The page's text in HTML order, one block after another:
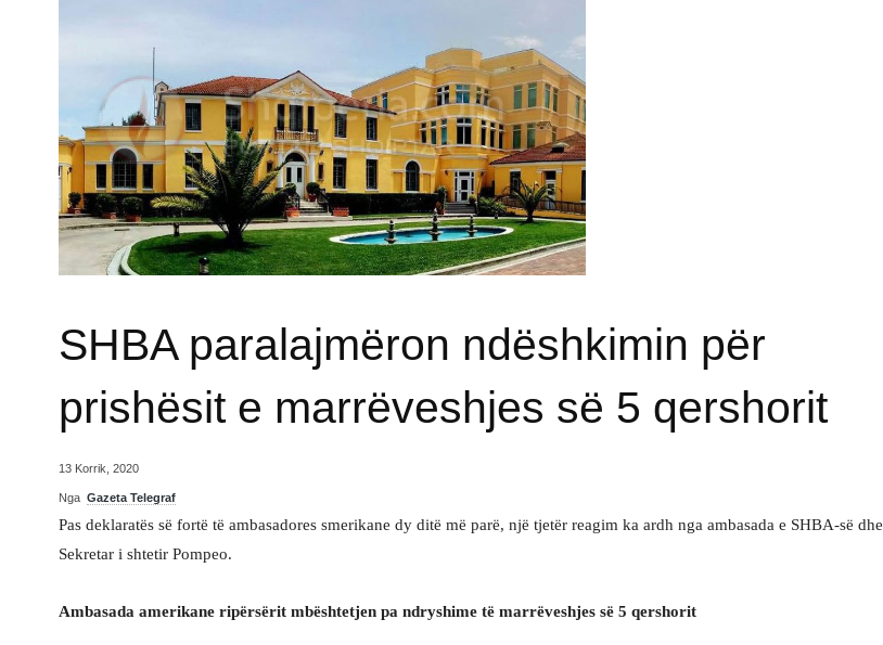
SHBA paralajmëron ndëshkimin për
prishësit e marrëveshjes së 5 qershorit
13 Korrik, 2020
Nga Gazeta Telegraf
Pas deklaratës së fortë të ambasadores smerikane dy ditë më parë, një tjetër reagim ka ardh nga ambasada e SHBA-së dhe
Sekretar i shtetir Pompeo.
Ambasada amerikane ripërsërit mbështetjen pa ndryshime të marrëveshjes së 5 qershorit